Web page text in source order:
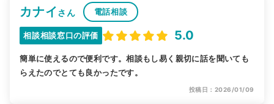
カナイさん 電話相談
相談相談窓口の評価 5.0
簡単に使えるので便利です。相談もし易く親切に話を聞いても
らえたのでとても良かったです。
投稿日：2026/01/09